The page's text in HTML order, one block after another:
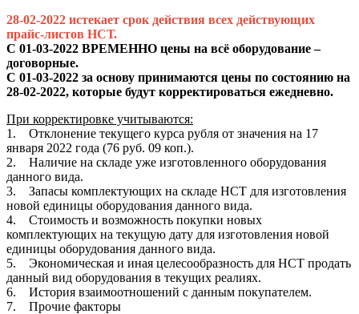
28-02-2022 истекает срок действия всех действующих
прайс-листов НСТ.
С 01-03-2022 ВРЕМЕННО цены на всё оборудование –
договорные.
С 01-03-2022 за основу принимаются цены по состоянию на
28-02-2022, которые будут корректироваться ежедневно.
При корректировке учитываются:
1. Отклонение текущего курса рубля от значения на 17
января 2022 года (76 руб. 09 коп.).
2. Наличие на складе уже изготовленного оборудования
данного вида.
3. Запасы комплектующих на складе НСТ для изготовления
новой единицы оборудования данного вида.
4. Стоимость и возможность покупки новых
комплектующих на текущую дату для изготовления новой
единицы оборудования данного вида.
5. Экономическая и иная целесообразность для НСТ продать
данный вид оборудования в текущих реалиях.
6. История взаимоотношений с данным покупателем.
7. Прочие факторы